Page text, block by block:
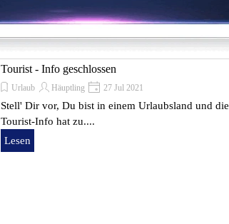
Tourist - Info geschlossen
Urlaub Häuptling 27 Jul 2021
Stell' Dir vor, Du bist in einem Urlaubsland und die
Tourist-Info hat zu....
Lesen